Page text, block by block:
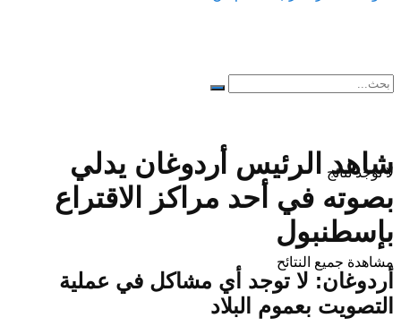
لا توجد نتائج
مشاهدة جميع النتائح
شاهد الرئيس أردوغان يدلي
بصوته في أحد مراكز الاقتراع
بإسطنبول
أردوغان: لا توجد أي مشاكل في عملية
التصويت بعموم البلاد